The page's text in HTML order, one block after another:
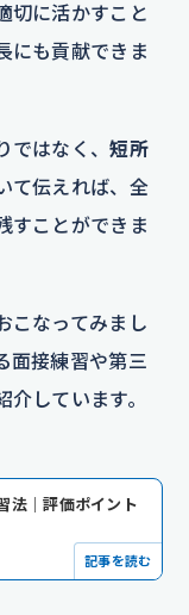
切に活かすこと
にも貢献できま
ではなく、短所
て伝えれば、全
すことができま
こなってみまし
面接練習や第三
しています。
法｜評価ポイント
記事を読む